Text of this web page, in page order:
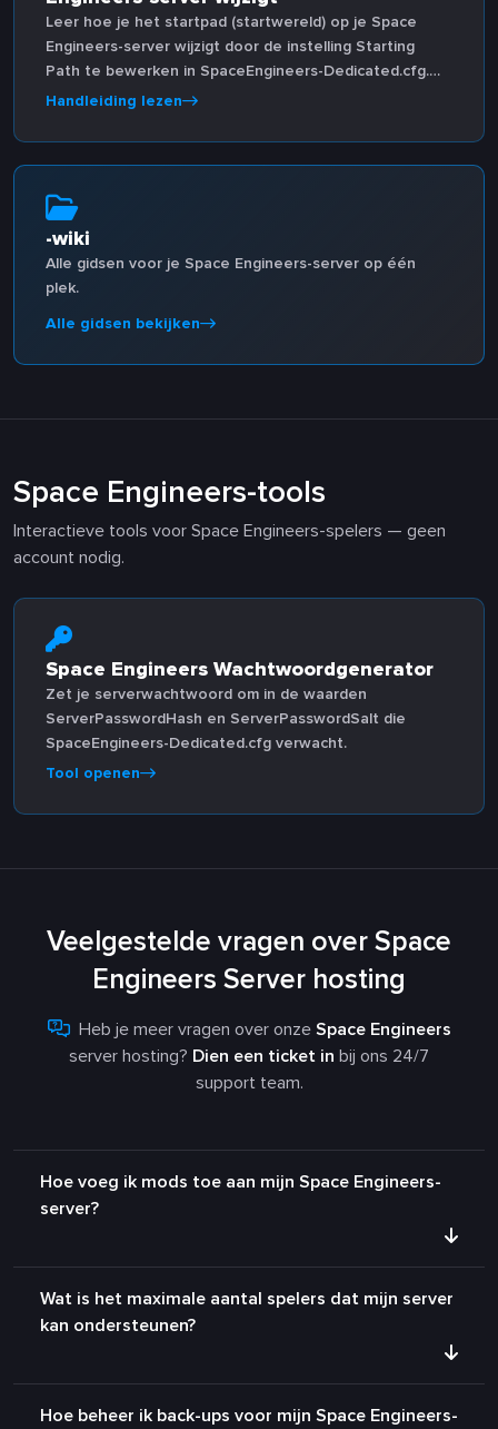
Leer hoe je het startpad (startwereld) op je Space
Engineers-server wijzigt door de instelling Starting
Path te bewerken in SpaceEngineers-Dedicated.cfg.
Inclusief de volledige lijst met standaardwerelden met
Handleiding lezen
-wiki
Alle gidsen voor je Space Engineers-server op één
plek.
Alle gidsen bekijken
Space Engineers-tools
Interactieve tools voor Space Engineers-spelers — geen
account nodig.
Space Engineers Wachtwoordgenerator
Zet je serverwachtwoord om in de waarden
ServerPasswordHash en ServerPasswordSalt die
SpaceEngineers-Dedicated.cfg verwacht.
Tool openen
Veelgestelde vragen over Space
Engineers Server hosting
Heb je meer vragen over onze Space Engineers
server hosting? Dien een ticket in bij ons 24/7
support team.
Hoe voeg ik mods toe aan mijn Space Engineers-
server?
Wat is het maximale aantal spelers dat mijn server
kan ondersteunen?
Hoe beheer ik back-ups voor mijn Space Engineers-